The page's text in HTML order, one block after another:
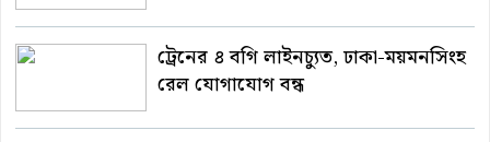
ট্রেনের ৪ বগি লাইনচ্যুত, ঢাকা-ময়মনসিংহ
রেল যোগাযোগ বন্ধ